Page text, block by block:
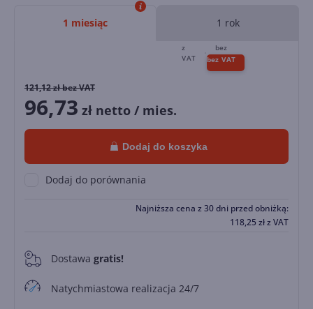
1 miesiąc 1 rok
121,12zł bez VAT
96,73 zł netto / mies.
Dodaj do koszyka
Dodaj do porównania
Najniższa cena z 30 dni przed obniżką:
118,25 złz VAT
0 Dostawa gratis!
Natychmiastowa realizacja 24/7